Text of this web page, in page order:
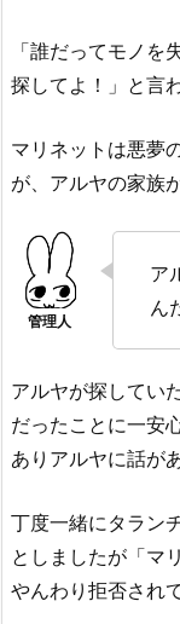
「誰だってモノ
探してよ！」と言
マリネットは悪夢
が、アルヤの家族
ア
ん
アルヤが探してい
だったことに一安
ありアルヤに話が
丁度一緒にタラン
としましたが「マ
やんわり拒否され